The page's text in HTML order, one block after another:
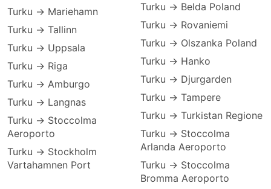
Turku → Mariehamn
Turku → Tallinn
Turku → Uppsala
Turku → Riga
Turku → Amburgo
Turku → Langnas
Turku → Stoccolma
Aeroporto
Turku → Stockholm
Vartahamnen Port
Turku → Belda Poland
Turku → Rovaniemi
Turku → Olszanka Poland
Turku → Hanko
Turku → Djurgarden
Turku → Tampere
Turku → Turkistan Regione
Turku → Stoccolma
Arlanda Aeroporto
Turku → Stoccolma
Bromma Aeroporto